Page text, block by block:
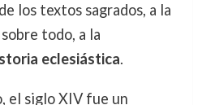
los textos sagrados, a la
todo, a la
eclesiástica.
el siglo XIV fue un